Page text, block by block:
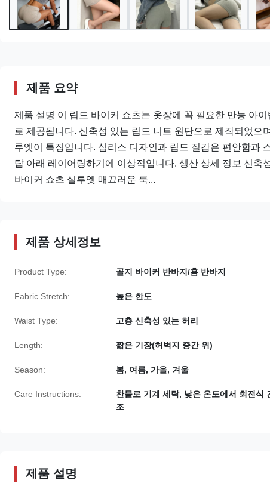
제품 요약
제품 설명 이 립드 바이커 쇼츠는 옷장에 꼭 필요한 만능 아
로 제공됩니다. 신축성 있는 립드 니트 원단으로 제작되었
루엣이 특징입니다. 심리스 디자인과 립드 질감은 편안함과
탑 아래 레이어링하기에 이상적입니다. 생산 상세 정보 신
바이커 쇼츠 실루엣 매끄러운 룩...
제품 상세정보
Product Type: 골지 바이커 반바지/홈 반바지
Fabric Stretch: 높은 한도
Waist Type: 고층 신축성 있는 허리
Length: 짧은 기장(허벅지 중간 위)
Season: 봄, 여름, 가을, 겨울
Care Instructions:
찬물로 기계 세탁, 낮은 온도에서 회전식
조
제품 설명